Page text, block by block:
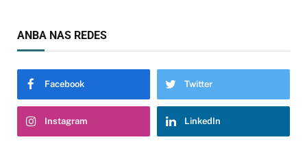
ANBA NAS REDES
Facebook Twitter
Instagram LinkedIn